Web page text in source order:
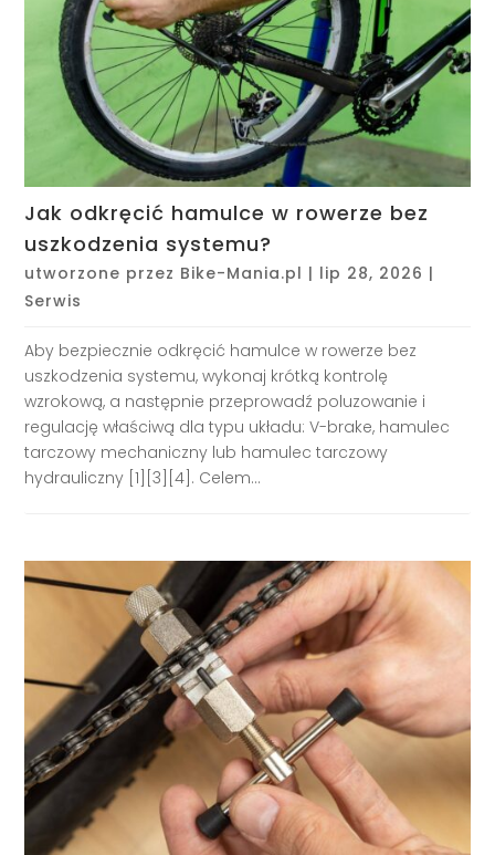
Jak odkręcić hamulce w rowerze bez
uszkodzenia systemu?
utworzone przez Bike-Mania.pl | lip 28, 2026 |
Serwis
Aby bezpiecznie odkręcić hamulce w rowerze bez
uszkodzenia systemu, wykonaj krótką kontrolę
wzrokową, a następnie przeprowadź poluzowanie i
regulację właściwą dla typu układu: V-brake, hamulec
tarczowy mechaniczny lub hamulec tarczowy
hydrauliczny [1][3][4]. Celem...